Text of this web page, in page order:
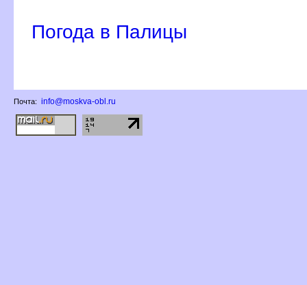
Погода в Палицы
Почта: info@moskva-obl.ru